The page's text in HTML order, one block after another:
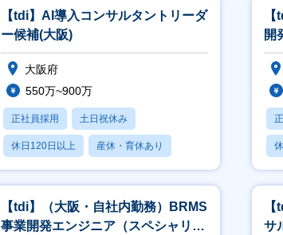
【tdi】AI導入コンサルタントリーダ
ー候補(大阪)
大阪府
550万~900万
正社員採用 土日祝休み
休日120日以上 産休・育休あり
月残業20時間以内
開
【tdi】（大阪・自社内勤務）BRMS
事業開発エンジニア（スペシャリス
サ